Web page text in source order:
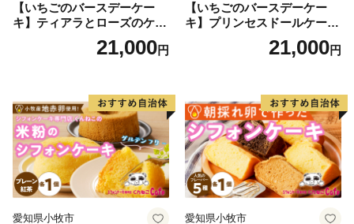
【いちごのバースデーケー
キ】ティアラとローズのケー
キ スイーツ デザート 洋菓
子 お取り寄せ 愛知県 小牧市
レーション ホールケーキ 日
時指定可
21,000円
【いちごのバースデーケー
キ】プリンセスドールケーキ
日時指定可 スイーツ デザー
ト 洋菓子 お取り寄せ 愛知県
デコレーションケーキ ホー
ルケーキ 人形 かわいい こど
も
21,000円
愛知県小牧市 愛知県小牧市